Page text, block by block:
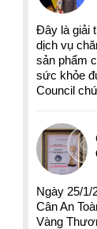
Đây là giải
dịch vụ
sản phẩm
sức khỏe
Council
Ngày 25/1/
Cân An
Vàng